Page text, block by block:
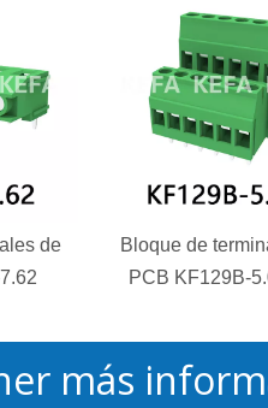
de
Bloque de
PCB KF129B-
más